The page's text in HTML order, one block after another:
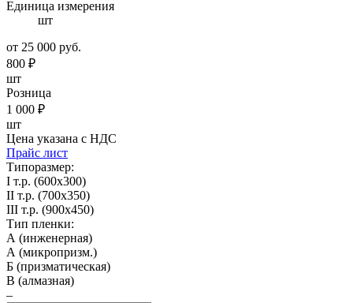
Единица измерения
шт
от 25 000 руб.
800 ₽
шт
Розница
1 000 ₽
шт
Цена указана с НДС
Прайс лист
Типоразмер:
I т.р. (600х300)
II т.р. (700х350)
III т.р. (900х450)
Тип пленки:
А (инженерная)
А (микропризм.)
Б (призматическая)
В (алмазная)
–